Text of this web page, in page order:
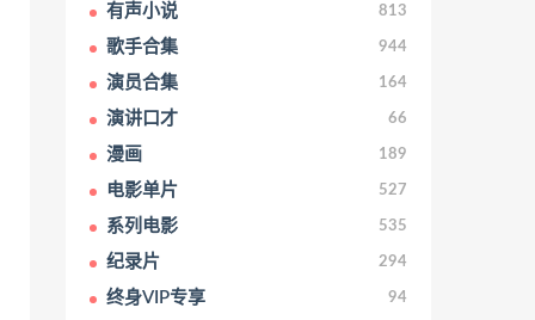
有声小说 813
歌手合集 944
演员合集 164
演讲口才 66
漫画 189
电影单片 527
系列电影 535
纪录片 294
终身VIP专享 94